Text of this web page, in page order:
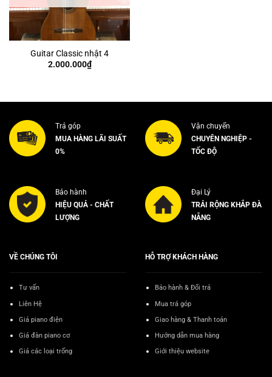
Guitar Classic nhật 4
2.000.000₫
Trả góp
MUA HÀNG LÃI SUẤT
0%
Vận chuyển
CHUYÊN NGHIỆP -
TỐC ĐỘ
Bảo hành
HIỆU QUẢ - CHẤT
LƯỢNG
Đại Lý
TRẢI RỘNG KHẮP ĐÀ
NẴNG
VỀ CHÚNG TÔI
Tư vấn
Liên Hệ
Giá piano điện
Giá đàn piano cơ
Giá các loại trống
HỖ TRỢ KHÁCH HÀNG
Bảo hành & Đổi trả
Mua trả góp
Giao hàng & Thanh toán
Hướng dẫn mua hàng
Giới thiệu website